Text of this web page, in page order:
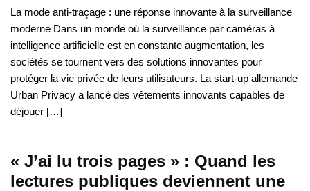
La mode anti-traçage : une réponse innovante à la surveillance
moderne Dans un monde où la surveillance par caméras à
intelligence artificielle est en constante augmentation, les
sociétés se tournent vers des solutions innovantes pour
protéger la vie privée de leurs utilisateurs. La start-up allemande
Urban Privacy a lancé des vêtements innovants capables de
déjouer […]
« J’ai lu trois pages » : Quand les
lectures publiques deviennent une